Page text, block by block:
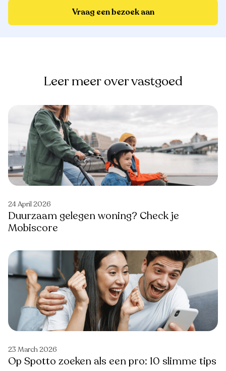
Vraag een bezoek aan
Leer meer over vastgoed
24 April 2026
Duurzaam gelegen woning? Check je
Mobiscore
23 March 2026
Op Spotto zoeken als een pro: 10 slimme tips